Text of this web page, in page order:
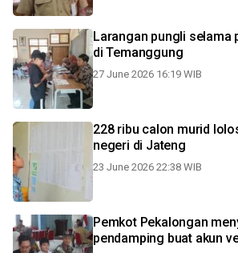
Larangan pungli selama
di Temanggung
27 June 2026 16:19 WIB
228 ribu calon murid
negeri di Jateng
23 June 2026 22:38 WIB
Pemkot Pekalongan
pendamping buat akun